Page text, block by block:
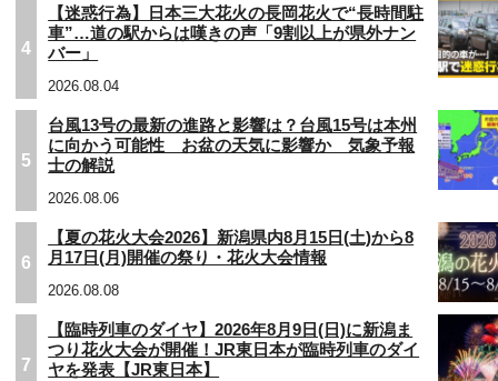
4
【迷惑行為】日本三大花火の長岡花火で“長時間駐
車”…道の駅からは嘆きの声「9割以上が県外ナン
バー」
2026.08.04
5
台風13号の最新の進路と影響は？台風15号は本州
に向かう可能性 お盆の天気に影響か 気象予報
士の解説
2026.08.06
6
【夏の花火大会2026】新潟県内8月15日(土)から8
月17日(月)開催の祭り・花火大会情報
2026.08.08
7
【臨時列車のダイヤ】2026年8月9日(日)に新潟ま
つり花火大会が開催！JR東日本が臨時列車のダイ
ヤを発表【JR東日本】